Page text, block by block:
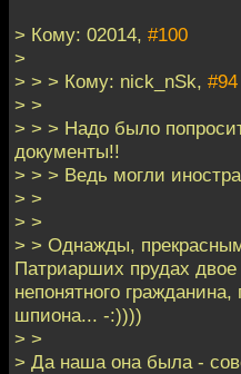
> Кому: 02014, #100
>
> > > Кому: nick_nSk, #94
> >
> > > Надо было
документы!!
> > > Ведь могли
> >
> >
> > Однажды,
Патриарших прудах
непонятного
шпиона... -:))))
> >
> Да наша она была -